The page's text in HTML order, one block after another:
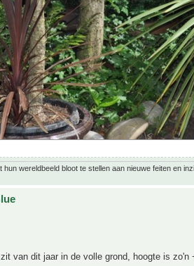
wereldbeeld bloot te stellen aan nieuwe feiten en
van dit jaar in de volle grond, hoogte is zo'n